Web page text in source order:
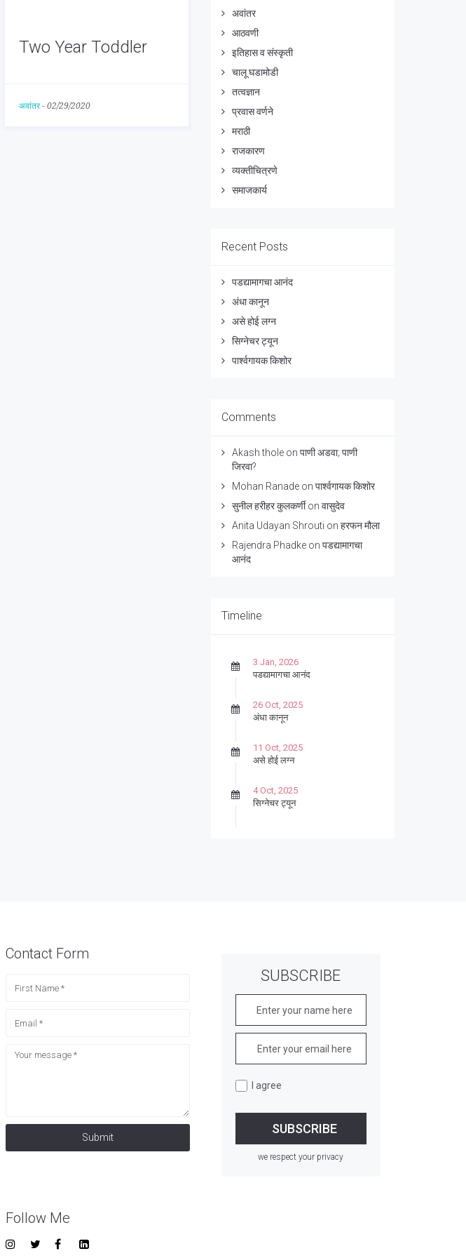
Two Year Toddler
अवांतर- 02/29/2020
अवांतर
आठवणी
इतिहास व संस्कृती
चालू घडामोडी
तत्वज्ञान
प्रवास वर्णने
मराठी
राजकारण
व्यक्तीचित्रणे
समाजकार्य
Recent Posts
पडद्यामागचा आनंद
अंधा कानून
असे होई लग्न
सिग्नेचर ट्यून
पार्श्वगायक किशोर
Comments
Akash tholeon पाणी अडवा; पाणी
जिरवा?
Mohan Ranadeon पार्श्वगायक किशोर
सुनील हरीहर कुलकर्णीon वासुदेव
Anita Udayan Shrouti on हरफन मौला
Rajendra Phadkeon पडद्यामागचा
आनंद
Timeline
3 Jan, 2026
पडद्यामागचा आनंद
26 Oct, 2025
अंधा कानून
11 Oct, 2025
असे होई लग्न
4 Oct, 2025
सिग्नेचर ट्यून
Contact Form
Submit
SUBSCRIBE
I agree
we respect your privacy
Follow Me